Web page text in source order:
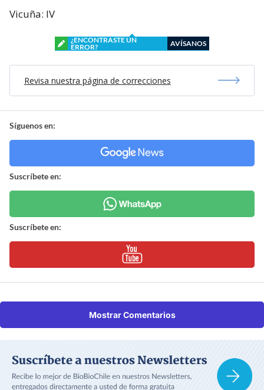
Vicuña: IV
¿ENCONTRASTE UN
ERROR?
AVÍSANOS
Revisa nuestra página de correcciones
Síguenos en:
Suscríbete en:
Suscríbete en:
Mostrar Comentarios